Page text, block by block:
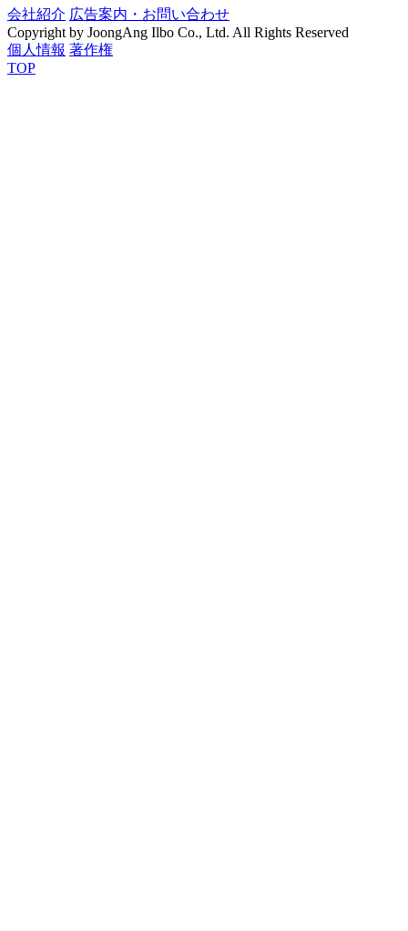
会社紹介 広告案内・お問い合わせ
Copyright by JoongAng Ilbo Co., Ltd. All Rights Reserved
個人情報 著作権
TOP